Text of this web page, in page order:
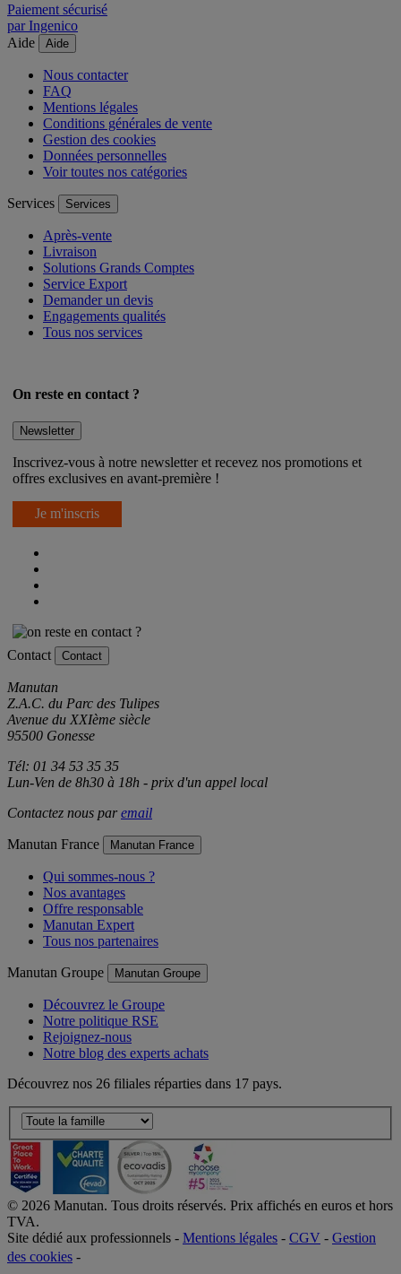
Paiement sécurisé
par Ingenico
Aide
Aide
Nous contacter
FAQ
Mentions légales
Conditions générales de vente
Gestion des cookies
Données personnelles
Voir toutes nos catégories
Services Services
Après-vente
Livraison
Solutions Grands Comptes
Service Export
Demander un devis
Engagements qualités
Tous nos services
On reste en contact ?
Newsletter
Inscrivez-vous à notre newsletter et recevez nos promotions et
offres exclusives en avant-première !
Je m'inscris
Contact Contact
Manutan
Z.A.C. du Parc des Tulipes
Avenue du XXIème siècle
95500 Gonesse
Tél: 01 34 53 35 35
Lun-Ven de 8h30 à 18h - prix d'un appel local
Contactez nous paremail
Manutan France Manutan France
Qui sommes-nous ?
Nos avantages
Offre responsable
Manutan Expert
Tous nos partenaires
Manutan Groupe Manutan Groupe
Découvrez le Groupe
Notre politique RSE
Rejoignez-nous
Notre blog des experts achats
Découvrez nos 26 filiales réparties dans 17 pays.
© 2026 Manutan. Tous droits réservés. Prix affichés en euros et hors
TVA.
Site dédié aux professionnels - Mentions légales - CGV - Gestion
des cookies -